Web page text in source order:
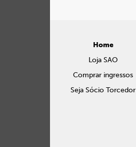
Home
Loja SAO
Comprar ingressos
Seja Sócio Torcedor